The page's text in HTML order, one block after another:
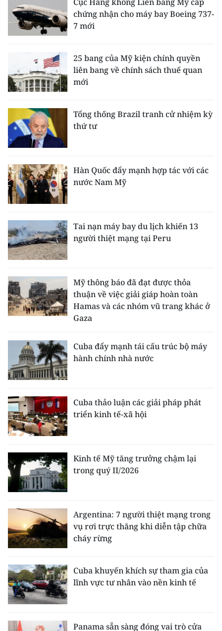
ENGLISH
中文
РУССКИЙ
한국어
chứng nhận cho máy bay Boeing 737-
7 mới
25 bang của Mỹ kiện chính quyền
liên bang về chính sách thuế quan
mới
Tổng thống Brazil tranh cử nhiệm kỳ
thứ tư
Hàn Quốc đẩy mạnh hợp tác với các
nước Nam Mỹ
Tai nạn máy bay du lịch khiến 13
người thiệt mạng tại Peru
Mỹ thông báo đã đạt được thỏa
thuận về việc giải giáp hoàn toàn
Hamas và các nhóm vũ trang khác ở
Gaza
Cuba đẩy mạnh tái cấu trúc bộ máy
hành chính nhà nước
Cuba thảo luận các giải pháp phát
triển kinh tế-xã hội
Kinh tế Mỹ tăng trưởng chậm lại
trong quý II/2026
Argentina: 7 người thiệt mạng trong
vụ rơi trực thăng khi diễn tập chữa
cháy rừng
Cuba khuyến khích sự tham gia của
lĩnh vực tư nhân vào nền kinh tế
Panama sẵn sàng đóng vai trò cửa